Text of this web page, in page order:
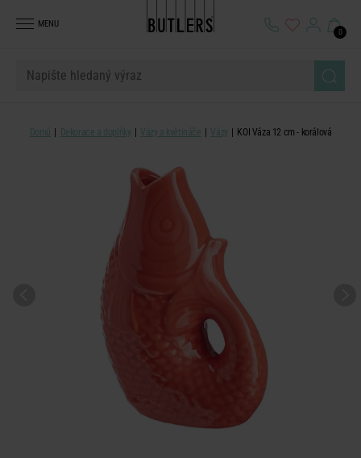
MENU
0
Domů Dekorace a doplňky Vázy a květináče Vázy KOI Váza 12 cm - korálová